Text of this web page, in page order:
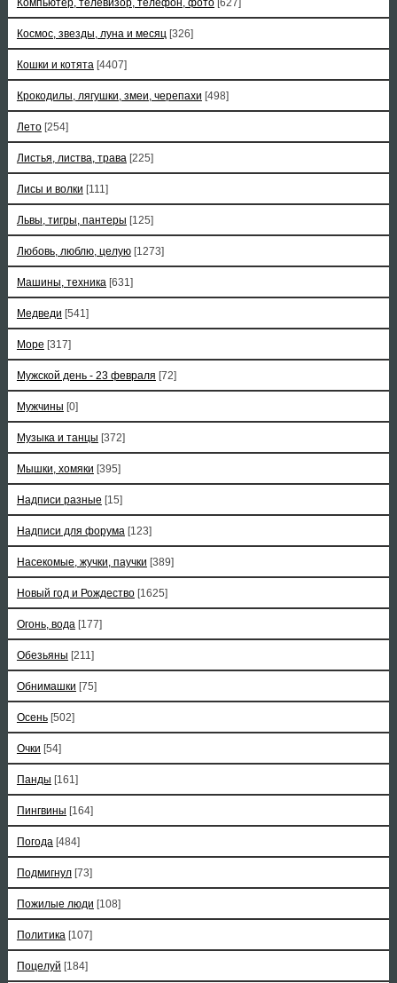
Компьютер, телевизор, телефон, фото [627]
Космос, звезды, луна и месяц [326]
Кошки и котята [4407]
Крокодилы, лягушки, змеи, черепахи [498]
Лето [254]
Листья, листва, трава [225]
Лисы и волки [111]
Львы, тигры, пантеры [125]
Любовь, люблю, целую [1273]
Машины, техника [631]
Медведи [541]
Море [317]
Мужской день - 23 февраля [72]
Мужчины [0]
Музыка и танцы [372]
Мышки, хомяки [395]
Надписи разные [15]
Надписи для форума [123]
Насекомые, жучки, паучки [389]
Новый год и Рождество [1625]
Огонь, вода [177]
Обезьяны [211]
Обнимашки [75]
Осень [502]
Очки [54]
Панды [161]
Пингвины [164]
Погода [484]
Подмигнул [73]
Пожилые люди [108]
Политика [107]
Поцелуй [184]